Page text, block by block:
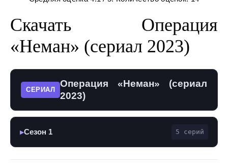
Скачать Операция
«Неман» (сериал 2023)
СЕРИАЛ
Операция «Неман» (сериал
2023)
▶Сезон 1 5 серий